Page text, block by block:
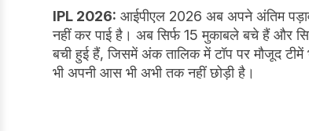
IPL 2026: आईपीएल 2026 अब अपने अंतिम
नहीं कर पाई है। अब सिर्फ 15 मुकाबले बचे हैं और
बची हुई हैं, जिसमें अंक तालिक में टॉप पर मौजूद टीमें
भी अपनी आस भी अभी तक नहीं छोड़ी है।